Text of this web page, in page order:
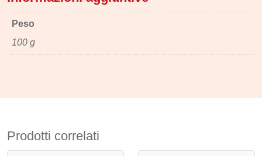
Peso
100 g
Prodotti correlati